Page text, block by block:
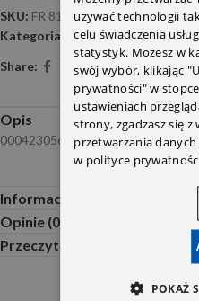
SKU: FR 810015
Kategoria:
Reparatury zacisków
Share:
Opis
0004230563 113-1385x
Informacje dodatkowe
Opinie (0)
Przeczytaj Przed Zakupem
używać technologii
celu świadczenia
statystyk. Możesz w
swój wybór, klikając
prywatności" w
ustawieniach
strony, zgadzasz się z
przetwarzania
w polityce
POKAŻ